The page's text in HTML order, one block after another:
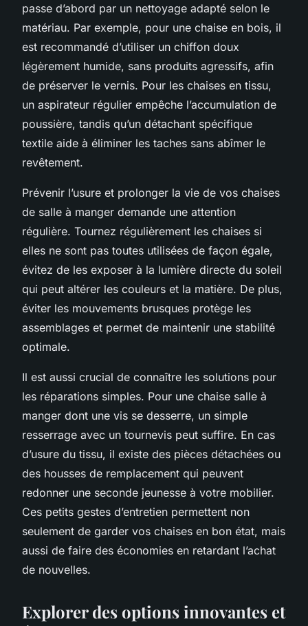
passe d’abord par un nettoyage adapté selon le
matériau. Par exemple, pour une chaise en bois, il
est recommandé d’utiliser un chiffon doux
légèrement humide, sans produits agressifs, afin
de préserver le vernis. Pour les chaises en tissu,
un aspirateur régulier empêche l’accumulation de
poussière, tandis qu’un détachant spécifique
textile aide à éliminer les taches sans abîmer le
revêtement.
Prévenir l’usure et prolonger la vie de vos chaises
de salle à manger demande une attention
régulière. Tournez régulièrement les chaises si
elles ne sont pas toutes utilisées de façon égale,
évitez de les exposer à la lumière directe du soleil
qui peut altérer les couleurs et la matière. De plus,
éviter les mouvements brusques protège les
assemblages et permet de maintenir une stabilité
optimale.
Il est aussi crucial de connaître les solutions pour
les réparations simples. Pour une chaise salle à
manger dont une vis se desserre, un simple
resserrage avec un tournevis peut suffire. En cas
d’usure du tissu, il existe des pièces détachées ou
des housses de remplacement qui peuvent
redonner une seconde jeunesse à votre mobilier.
Ces petits gestes d’entretien permettent non
seulement de garder vos chaises en bon état, mais
aussi de faire des économies en retardant l’achat
de nouvelles.
Explorer des options innovantes et